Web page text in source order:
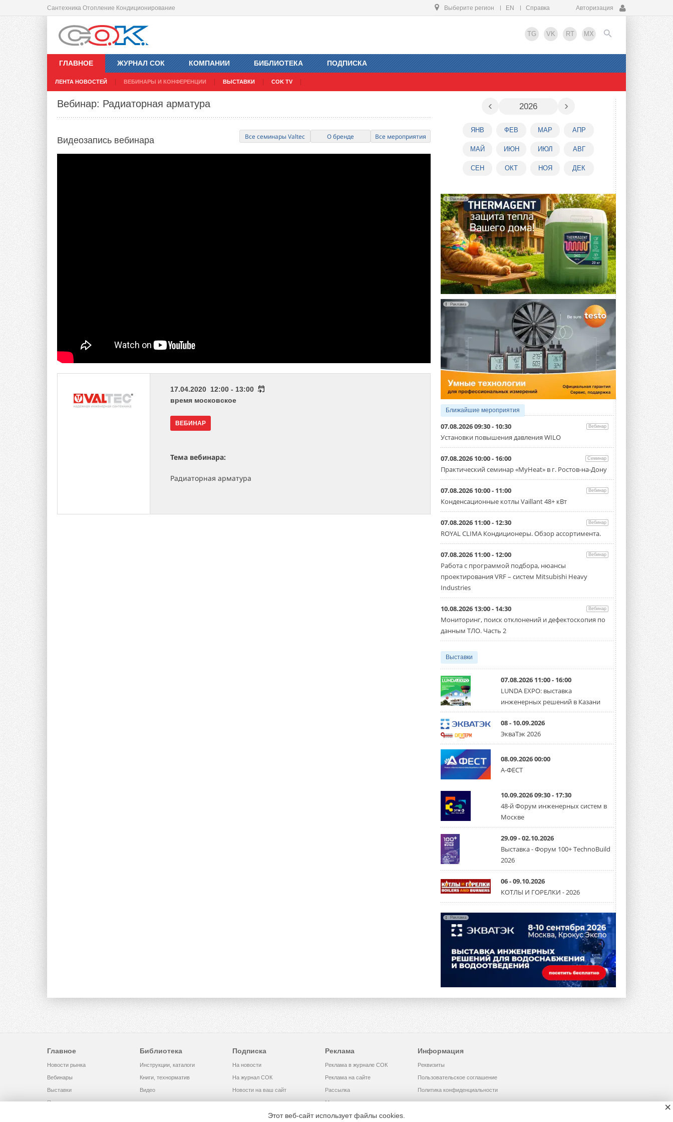
Сантехника Отопление Кондиционирование Выберите регион EN Справка Авторизация
TG VK RT MX
ГЛАВНОЕ
ЛЕНТА НОВОСТЕЙ ВЕБИНАРЫ И КОНФЕРЕНЦИИ ВЫСТАВКИ COK TV
ЖУРНАЛ СОК КОМПАНИИ БИБЛИОТЕКА ПОДПИСКА
EN
Вебинар: Радиаторная арматура
Все семинары Valtec О бренде Все мероприятия
Видеозапись вебинара
17.04.2020 12:00 - 13:00
время московское
ВЕБИНАР
Тема вебинара:
Радиаторная арматура
‹ 2026 ›
ЯНВ ФЕВ МАР АПР
МАЙ ИЮН ИЮЛ АВГ
СЕН ОКТ НОЯ ДЕК
Реклама
Реклама
Ближайшие мероприятия
07.08.2026 09:30 - 10:30 Вебинар
Установки повышения давления WILO
07.08.2026 10:00 - 16:00 Семинар
Практический семинар «MyHeat» в г. Ростов-на-Дону
07.08.2026 10:00 - 11:00 Вебинар
Конденсационные котлы Vaillant 48+ кВт
07.08.2026 11:00 - 12:30 Вебинар
ROYAL CLIMA Кондиционеры. Обзор ассортимента.
07.08.2026 11:00 - 12:00 Вебинар
Работа с программой подбора, нюансы
проектирования VRF – систем Mitsubishi Heavy
Industries
10.08.2026 13:00 - 14:30 Вебинар
Мониторинг, поиск отклонений и дефектоскопия по
данным ТЛО. Часть 2
Выставки
07.08.2026 11:00 - 16:00
LUNDA EXPO: выставка
инженерных решений в Казани
08 - 10.09.2026
ЭкваТэк 2026
08.09.2026 00:00
А-ФЕСТ
10.09.2026 09:30 - 17:30
48-й Форум инженерных систем в
Москве
29.09 - 02.10.2026
Выставка - Форум 100+ TechnoBuild
2026
06 - 09.10.2026
КОТЛЫ И ГОРЕЛКИ - 2026
Реклама
Главное
Новости рынка
Вебинары
Выставки
Помощь
Библиотека
Инструкции, каталоги
Книги, технорматив
Видео
Подписка
На новости
На журнал СОК
Новости на ваш сайт
Реклама
Реклама в журнале СОК
Реклама на сайте
Рассылка
Медиакит
Информация
Реквизиты
Пользовательское соглашение
Политика конфиденциальности
Этот веб-сайт использует файлы cookies.
×